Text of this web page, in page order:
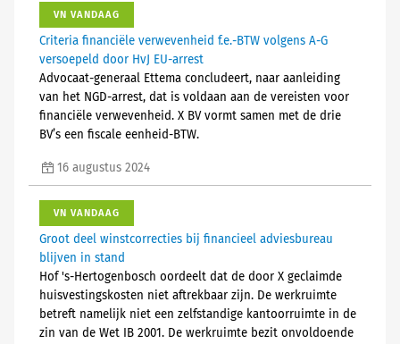
VN VANDAAG
Criteria financiële verwevenheid f.e.-BTW volgens A-G
versoepeld door HvJ EU-arrest
Advocaat-generaal Ettema concludeert, naar aanleiding
van het NGD-arrest, dat is voldaan aan de vereisten voor
financiële verwevenheid. X BV vormt samen met de drie
BV’s een fiscale eenheid-BTW.
16 augustus 2024
VN VANDAAG
Groot deel winstcorrecties bij financieel adviesbureau
blijven in stand
Hof 's-Hertogenbosch oordeelt dat de door X geclaimde
huisvestingskosten niet aftrekbaar zijn. De werkruimte
betreft namelijk niet een zelfstandige kantoorruimte in de
zin van de Wet IB 2001. De werkruimte bezit onvoldoende